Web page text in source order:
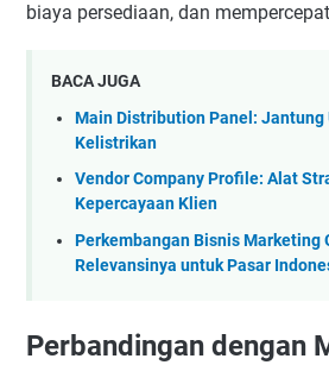
biaya persediaan, dan
BACA JUGA
Main Distribution Panel: Jantung
Kelistrikan
Vendor Company Profile: Alat
Kepercayaan Klien
Perkembangan Bisnis Marketing
Relevansinya untuk Pasar
Perbandingan dengan